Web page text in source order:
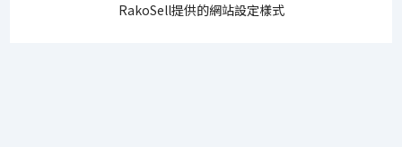
RakoSell提供的網站設定樣式